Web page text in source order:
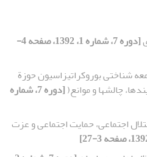
[دوره 7، شماره 1، 1392، صفحه 4-
شناختی بوروکراتیزاسیون حوزة
[دوره 7، شماره
اجتماعی، حمایت اجتماعی و عزت